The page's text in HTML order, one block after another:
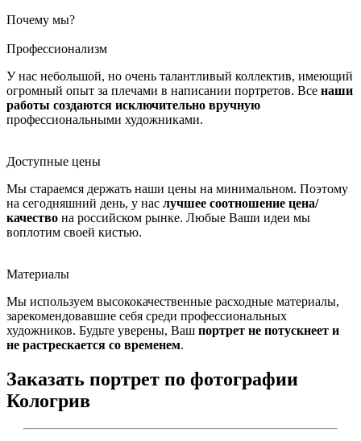
Почему мы?
Профессионализм
У нас небольшой, но очень талантливый коллектив, имеющий
огромный опыт за плечами в написании портретов. Все наши
работы создаются исключительно вручную
профессиональными художниками.
Доступные цены
Мы стараемся держать наши цены на минимальном. Поэтому
на сегодняшний день, у нас лучшее соотношение цена/
качество на российском рынке. Любые Ваши идеи мы
воплотим своей кистью.
Материалы
Мы используем высококачественные расходные материалы,
зарекомендовавшие себя среди профессиональных
художников. Будьте уверены, Ваш портрет не потускнеет и
не растрескается со временем.
Заказать портрет по фотографии
Кологрив